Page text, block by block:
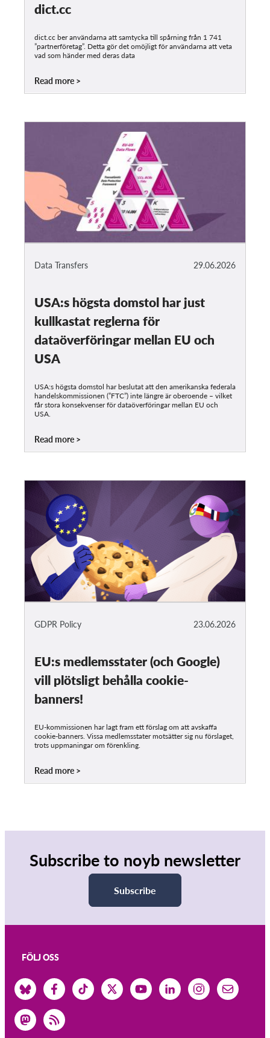
dict.cc
dict.cc ber användarna att samtycka till spårning från 1 741
”partnerföretag”. Detta gör det omöjligt för användarna att veta
vad som händer med deras data
Read more
29.06.2026
Data Transfers
USA:s högsta domstol har just
kullkastat reglerna för
dataöverföringar mellan EU och
USA
USA:s högsta domstol har beslutat att den amerikanska federala
handelskommissionen (”FTC”) inte längre är oberoende – vilket
får stora konsekvenser för dataöverföringar mellan EU och
USA.
Read more
23.06.2026
GDPR Policy
EU:s medlemsstater (och Google)
vill plötsligt behålla cookie-
banners!
EU-kommissionen har lagt fram ett förslag om att avskaffa
cookie-banners. Vissa medlemsstater motsätter sig nu förslaget,
trots uppmaningar om förenkling.
Read more
Subscribe to noyb newsletter
Subscribe
FÖLJ OSS